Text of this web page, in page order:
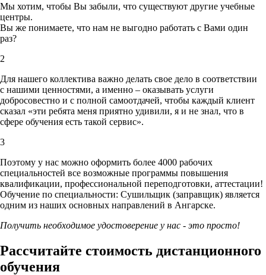
Мы хотим, чтобы Вы забыли, что существуют другие учебные
центры.
Вы же понимаете, что нам не выгодно работать с Вами один
раз?
2
Для нашего коллектива важно делать свое дело в соответствии
с нашими ценностями, а именно – оказывать услуги
добросовестно и с полной самоотдачей, чтобы каждый клиент
сказал «эти ребята меня приятно удивили, я и не знал, что в
сфере обучения есть такой сервис».
3
Поэтому у нас можно оформить более 4000 рабочих
специальностей все возможные программы повышения
квалификации, профессиональной переподготовки, аттестации!
Обучение по специальности: Сушильщик (заправщик) является
одним из наших основных направлений в Ангарске.
Получить необходимое удостоверение у нас - это просто!
Рассчитайте стоимость дистанционного
обучения